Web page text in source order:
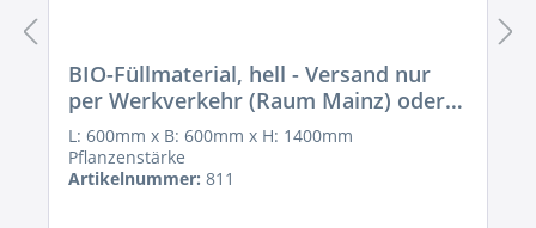
BIO-Füllmaterial, hell - Versand nur
per Werkverkehr (Raum Mainz) oder
bei Abholung!
L: 600mm x B: 600mm x H: 1400mm
Pflanzenstärke
Artikelnummer: 811